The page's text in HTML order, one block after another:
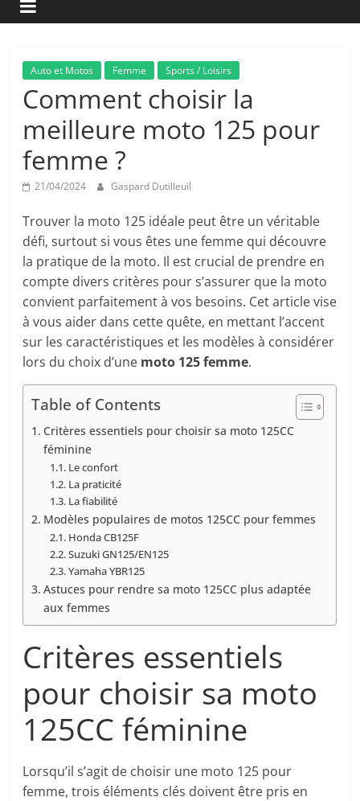
Auto et Motos Femme Sports / Loisirs
Comment choisir la
meilleure moto 125 pour
femme ?
21/04/2024 Gaspard Dutilleuil
Trouver la moto 125 idéale peut être un véritable
défi, surtout si vous êtes une femme qui découvre
la pratique de la moto. Il est crucial de prendre en
compte divers critères pour s’assurer que la moto
convient parfaitement à vos besoins. Cet article vise
à vous aider dans cette quête, en mettant l’accent
sur les caractéristiques et les modèles à considérer
lors du choix d’une moto 125 femme.
Table of Contents
Critères essentiels pour choisir sa moto 125CC
féminine
Le confort
La praticité
La fiabilité
Modèles populaires de motos 125CC pour femmes
Honda CB125F
Suzuki GN125/EN125
Yamaha YBR125
Astuces pour rendre sa moto 125CC plus adaptée
aux femmes
Critères essentiels
pour choisir sa moto
125CC féminine
Lorsqu’il s’agit de choisir une moto 125 pour
femme, trois éléments clés doivent être pris en